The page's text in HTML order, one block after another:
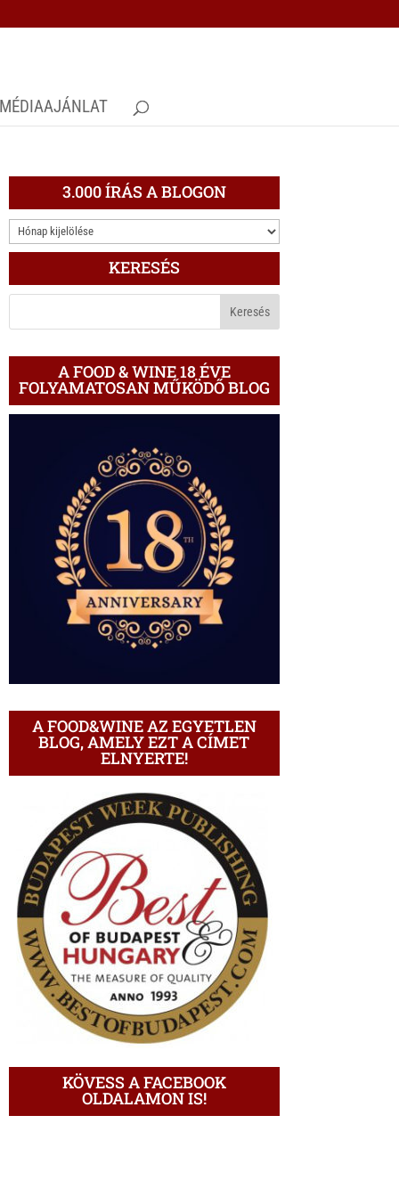
MÉDIAAJÁNLAT
3.000 ÍRÁS A BLOGON
3.000
ÍRÁS
BLOGON
KERESÉS
A FOOD & WINE 18 ÉVE
FOLYAMATOSAN MŰKÖDŐ BLOG
A FOOD&WINE AZ EGYETLEN
BLOG, AMELY EZT A CÍMET
ELNYERTE!
KÖVESS A FACEBOOK
OLDALAMON IS!